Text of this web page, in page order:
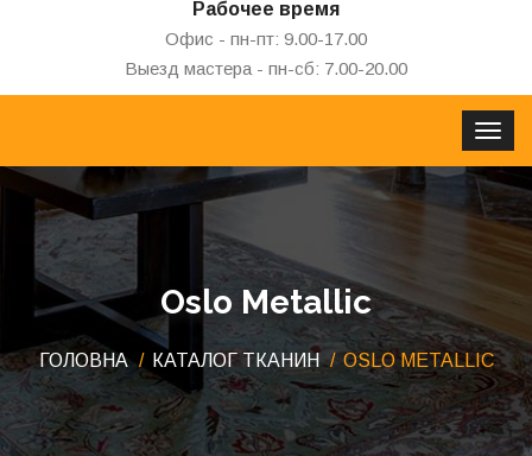
Рабочее время
Офис - пн-пт: 9.00-17.00
Выезд мастера - пн-сб: 7.00-20.00
Close
Oslo Metallic
ГОЛОВНА КАТАЛОГ ТКАНИН OSLO METALLIC